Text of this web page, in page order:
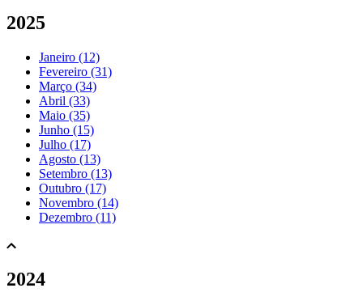
2025
Janeiro (12)
Fevereiro (31)
Março (34)
Abril (33)
Maio (35)
Junho (15)
Julho (17)
Agosto (13)
Setembro (13)
Outubro (17)
Novembro (14)
Dezembro (11)
2024